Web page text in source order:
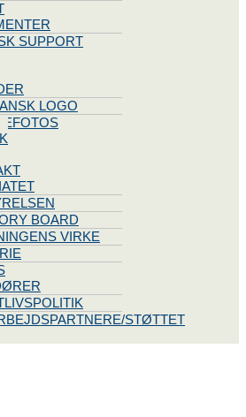
SUPPORT
LOGO
BOARD
VIRKE
STØTTET